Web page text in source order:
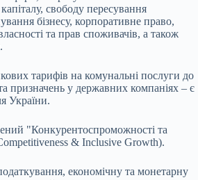
свободу пересування
бізнесу, корпоративне право,
та прав споживачів, а також
тарифів на комунальні послуги до
призначень у державних компаніях – є
України.
"Конкурентоспроможності та
& Inclusive Growth).
економічну та монетарну